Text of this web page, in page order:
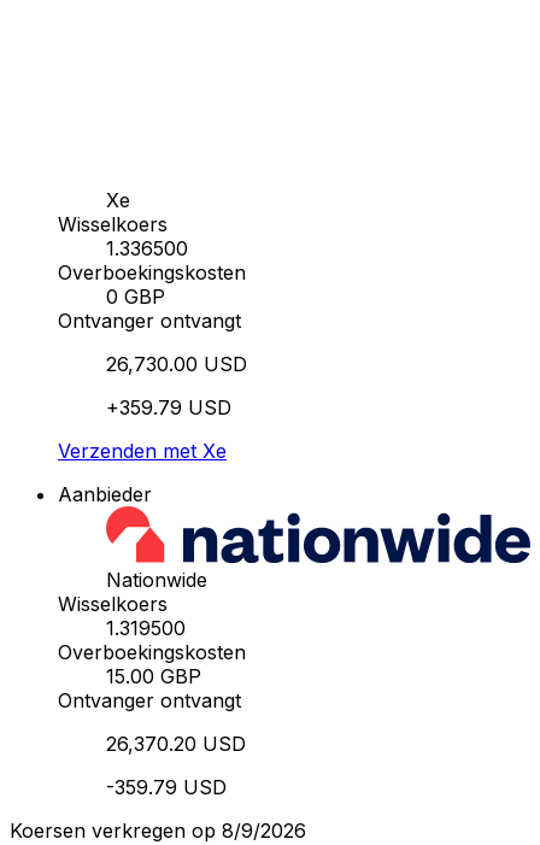
Xe
Wisselkoers
1.336500
Overboekingskosten
0 GBP
Ontvanger ontvangt
26,730.00 USD
+359.79 USD
Verzenden met Xe
Aanbieder
Nationwide
Wisselkoers
1.319500
Overboekingskosten
15.00 GBP
Ontvanger ontvangt
26,370.20 USD
-359.79 USD
Koersen verkregen op 8/9/2026